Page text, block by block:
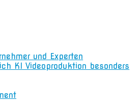
und Experten
KI Videoproduktion besonders